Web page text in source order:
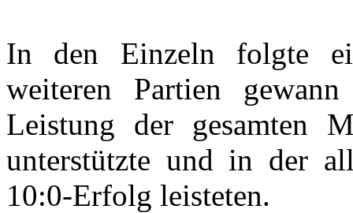
In den Einzeln folgte
weiteren Partien
Leistung der gesamten
unterstützte und in der
10:0-Erfolg leisteten.